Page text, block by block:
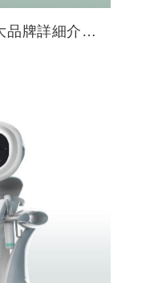
膠原蛋白增生劑｜六大品牌詳細介紹＋專業比較表
年年下降
按照肌膚老化
一味填充，而是